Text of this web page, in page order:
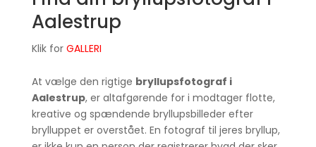
Aalestrup
Klik for GALLERI
At vælge den rigtige bryllupsfotograf i
Aalestrup, er altafgørende for i modtager flotte,
kreative og spændende bryllupsbilleder efter
brylluppet er overstået. En fotograf til jeres bryllup,